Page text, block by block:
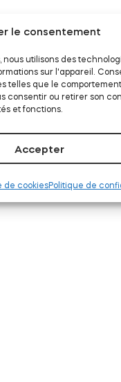
le consentement
utilisons des
sur l'appareil.
telles que le
consentir ou retirer son
et fonctions.
Accepter
de cookiesPolitique de